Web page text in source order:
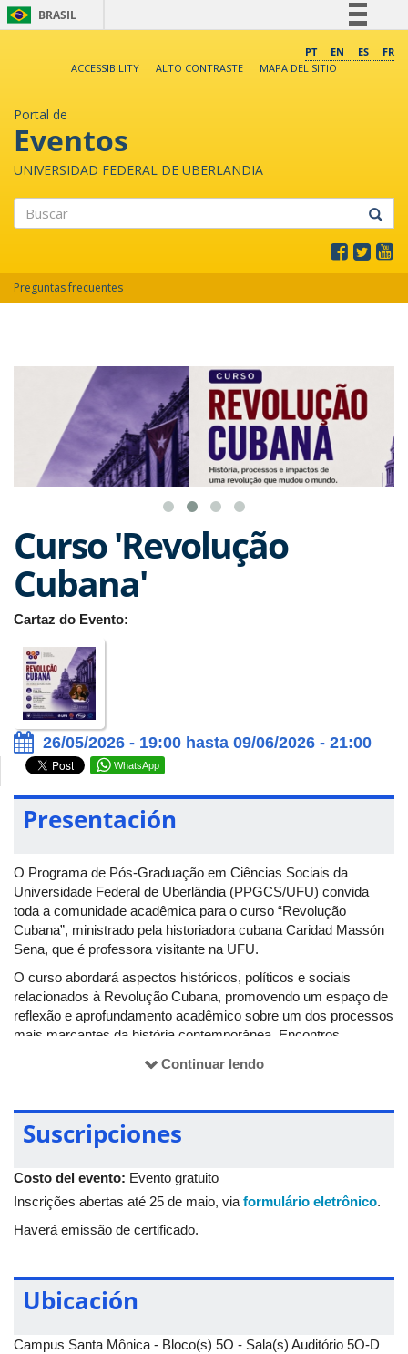
BRASIL
Comunica BR
PT EN ES
FR
ACCESSIBILITY
ALTO CONTRASTE MAPA DEL SITIO
Portal de
Eventos
UNIVERSIDAD FEDERAL DE UBERLANDIA
Preguntas frecuentes
Curso 'Revolução
Cubana'
Cartaz do Evento:
26/05/2026 - 19:00 hasta 09/06/2026 - 21:00
WhatsApp
Presentación
O Programa de Pós-Graduação em Ciências Sociais da
Universidade Federal de Uberlândia (PPGCS/UFU) convida
toda a comunidade acadêmica para o curso “Revolução
Cubana”, ministrado pela historiadora cubana Caridad Massón
Sena, que é professora visitante na UFU.
O curso abordará aspectos históricos, políticos e sociais
relacionados à Revolução Cubana, promovendo um espaço de
reflexão e aprofundamento acadêmico sobre um dos processos
mais marcantes da história contemporânea. Encontros
maio, 2 e 9 de junho, sempre das 19h às 21h.
no Instagram
Continuar lendo
Suscripciones
Costo del evento: Evento gratuito
Inscrições abertas até 25 de maio, via formulário eletrônico.
Haverá emissão de certificado.
Ubicación
Campus Santa Mônica - Bloco(s) 5O - Sala(s) Auditório 5O-D